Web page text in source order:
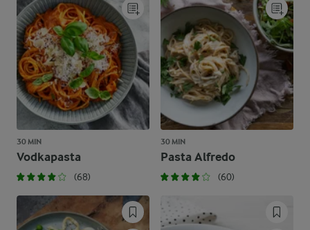
30 MIN
Vodkapasta
(68)
30 MIN
Pasta Alfredo
(60)